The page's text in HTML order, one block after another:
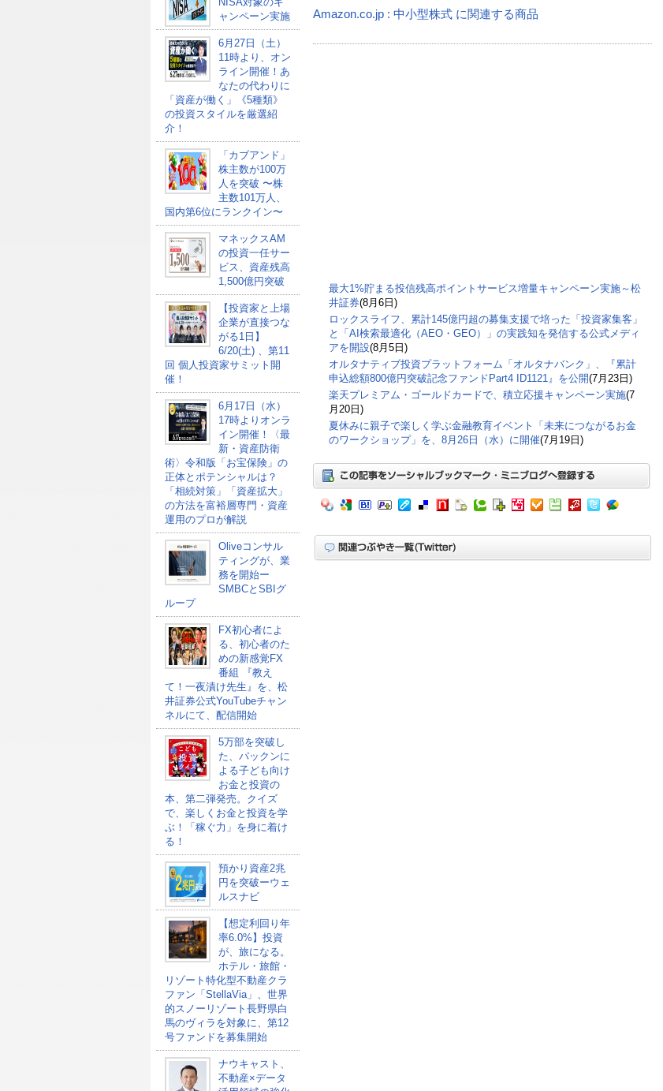
ャンペーン実施
6月27日（土）
11時より、オン
ライン開催！あ
なたの代わりに
「資産が働く」《5種類》
の投資スタイルを厳選紹
介！
「カブアンド」
株主数が100万
人を突破 〜株
主数101万人、
国内第6位にランクイン〜
マネックスAM
の投資一任サー
ビス、資産残高
1,500億円突破
【投資家と上場
企業が直接つな
がる1日】
6/20(土) 、第11
回 個人投資家サミット開
催！
6月17日（水）
17時よりオンラ
イン開催！〈最
新・資産防衛
術〉令和版「お宝保険」の
正体とポテンシャルは？
「相続対策」「資産拡大」
の方法を富裕層専門・資産
運用のプロが解説
Oliveコンサル
ティングが、業
務を開始ー
SMBCとSBIグ
ループ
FX初心者によ
る、初心者のた
めの新感覚FX
番組 『教え
て！一夜漬け先生』を、松
井証券公式YouTubeチャン
ネルにて、配信開始
5万部を突破し
た、パックンに
よる子ども向け
お金と投資の
本、第二弾発売。クイズ
で、楽しくお金と投資を学
ぶ！「稼ぐ力」を身に着け
る！
預かり資産2兆
円を突破ーウェ
ルスナビ
【想定利回り年
率6.0%】投資
が、旅になる。
ホテル・旅館・
リゾート特化型不動産クラ
ファン「StellaVia」、世界
的スノーリゾート長野県白
馬のヴィラを対象に、第12
号ファンドを募集開始
ナウキャスト、
不動産×データ
Amazon.co.jp : 中小型株式 に関連する商品
最大1%貯まる投信残高ポイントサービス増量キャンペーン実施～松
井証券(8月6日)
ロックスライフ、累計145億円超の募集支援で培った「投資家集客」
と「AI検索最適化（AEO・GEO）」の実践知を発信する公式メディ
アを開設(8月5日)
オルタナティブ投資プラットフォーム「オルタナバンク」、『累計
申込総額800億円突破記念ファンドPart4 ID1121』を公開(7月23日)
楽天プレミアム・ゴールドカードで、積立応援キャンペーン実施(7
月20日)
夏休みに親子で楽しく学ぶ金融教育イベント「未来につながるお金
のワークショップ」を、8月26日（水）に開催(7月19日)